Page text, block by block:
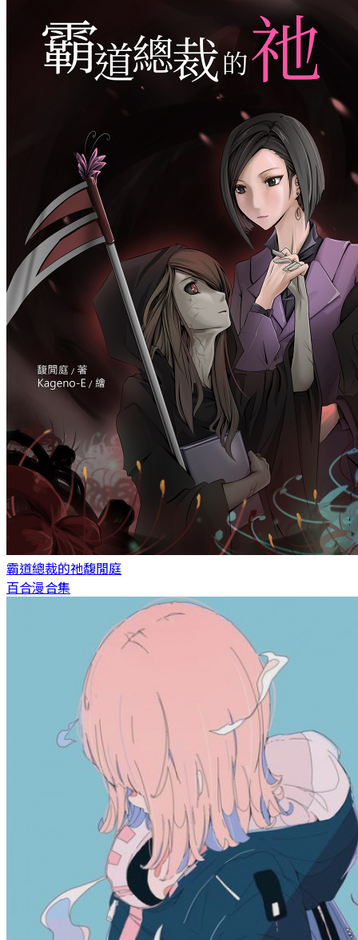
霸道總裁的祂馥閒庭
百合漫合集